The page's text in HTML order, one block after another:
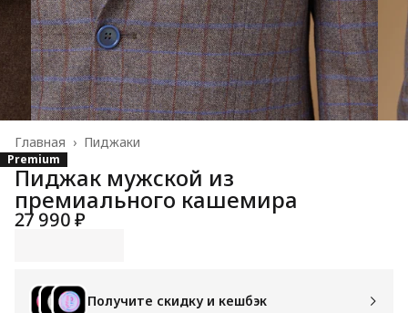
Пиджаки
Главная ›
Premium
Пиджак мужской из
премиального кашемира
27 990 ₽
Получите скидку и кешбэк